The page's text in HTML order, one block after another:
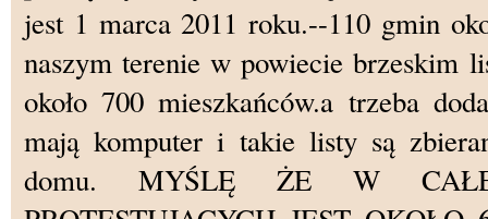
jest 1 marca 2011 roku.--110 gmin
naszym terenie w powiecie brzeskim
około 700 mieszkańców.a trzeba
mają komputer i takie listy są
domu. MYŚLĘ ŻE W